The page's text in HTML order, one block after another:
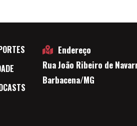
Endereço
Rua João Ribeiro de
Barbacena/MG